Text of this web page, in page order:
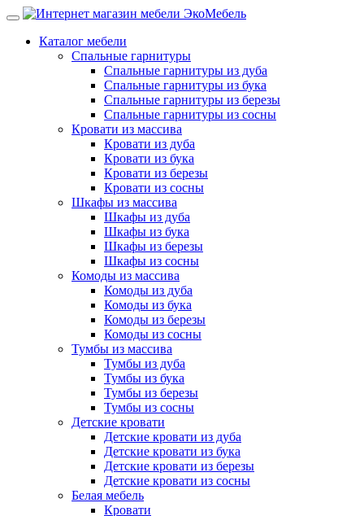
Каталог мебели
Спальные гарнитуры
Спальные гарнитуры из дуба
Спальные гарнитуры из бука
Спальные гарнитуры из березы
Спальные гарнитуры из сосны
Кровати из массива
Кровати из дуба
Кровати из бука
Кровати из березы
Кровати из сосны
Шкафы из массива
Шкафы из дуба
Шкафы из бука
Шкафы из березы
Шкафы из сосны
Комоды из массива
Комоды из дуба
Комоды из бука
Комоды из березы
Комоды из сосны
Тумбы из массива
Тумбы из дуба
Тумбы из бука
Тумбы из березы
Тумбы из сосны
Детские кровати
Детские кровати из дуба
Детские кровати из бука
Детские кровати из березы
Детские кровати из сосны
Белая мебель
Кровати